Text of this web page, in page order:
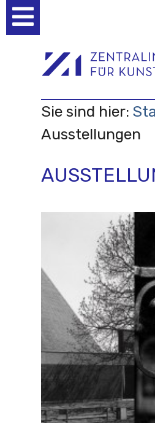
Werkzeuge
Sie sind hier:
Ausstellungen